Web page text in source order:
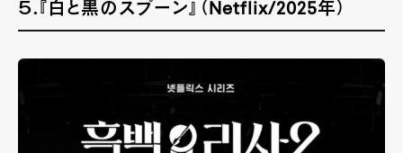
５.『白と黒のスプーン』（Netflix/2025年）